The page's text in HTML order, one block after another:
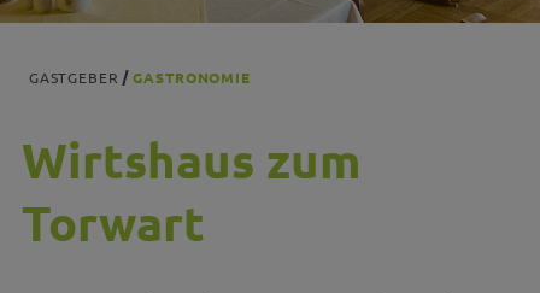
GASTGEBER GASTRONOMIE
Wirtshaus zum
Torwart